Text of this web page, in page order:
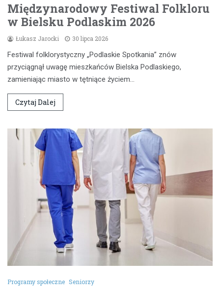
Międzynarodowy Festiwal Folkloru
w Bielsku Podlaskim 2026
Łukasz Jarocki 30 lipca 2026
Festiwal folklorystyczny „Podlaskie Spotkania” znów
przyciągnął uwagę mieszkańców Bielska Podlaskiego,
zamieniając miasto w tętniące życiem…
Czytaj Dalej
Programy społeczne Seniorzy